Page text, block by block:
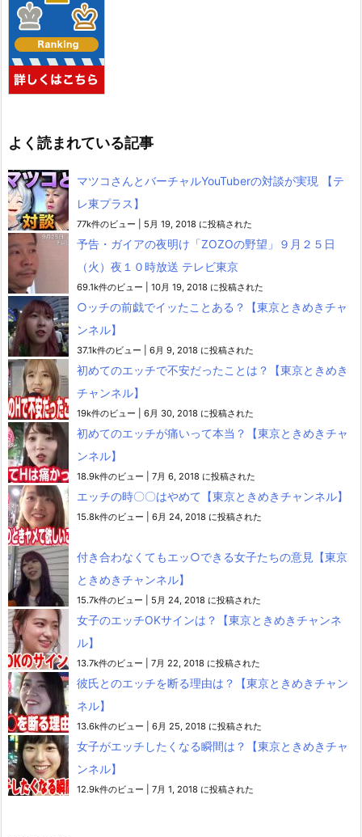
よく読まれている記事
マツコさんとバーチャルYouTuberの対談が実現 【テ
レ東プラス】
77k件のビュー 5月 19, 2018 に投稿された
予告・ガイアの夜明け「ZOZOの野望」９月２５日
（火）夜１０時放送 テレビ東京
69.1k件のビュー 10月 19, 2018 に投稿された
○ッチの前戯でイッたことある？【東京ときめきチャ
ンネル】
37.1k件のビュー 6月 9, 2018 に投稿された
初めてのエッチで不安だったことは？【東京ときめき
チャンネル】
19k件のビュー 6月 30, 2018 に投稿された
初めてのエッチが痛いって本当？【東京ときめきチャ
ンネル】
18.9k件のビュー 7月 6, 2018 に投稿された
エッチの時〇〇はやめて【東京ときめきチャンネル】
15.8k件のビュー 6月 24, 2018 に投稿された
付き合わなくてもエッ○できる女子たちの意見【東京
ときめきチャンネル】
15.7k件のビュー 5月 24, 2018 に投稿された
女子のエッチOKサインは？【東京ときめきチャンネ
ル】
13.7k件のビュー 7月 22, 2018 に投稿された
彼氏とのエッチを断る理由は？【東京ときめきチャン
ネル】
13.6k件のビュー 6月 25, 2018 に投稿された
女子がエッチしたくなる瞬間は？【東京ときめきチャ
ンネル】
12.9k件のビュー 7月 1, 2018 に投稿された